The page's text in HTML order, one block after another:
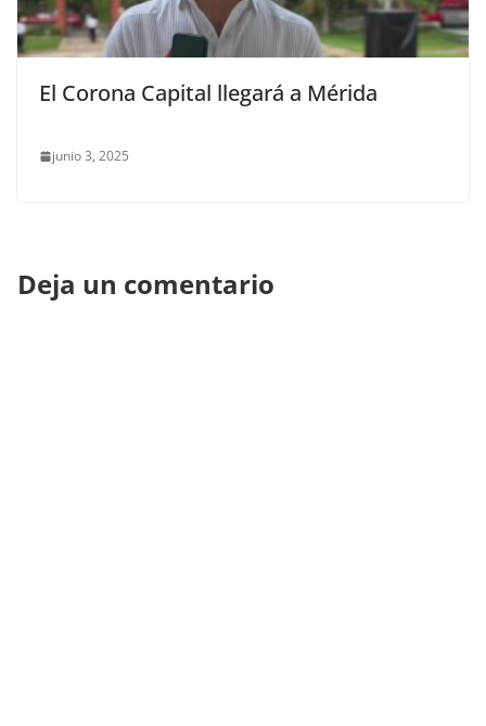
El Corona Capital llegará a Mérida
junio 3, 2025
Deja un comentario